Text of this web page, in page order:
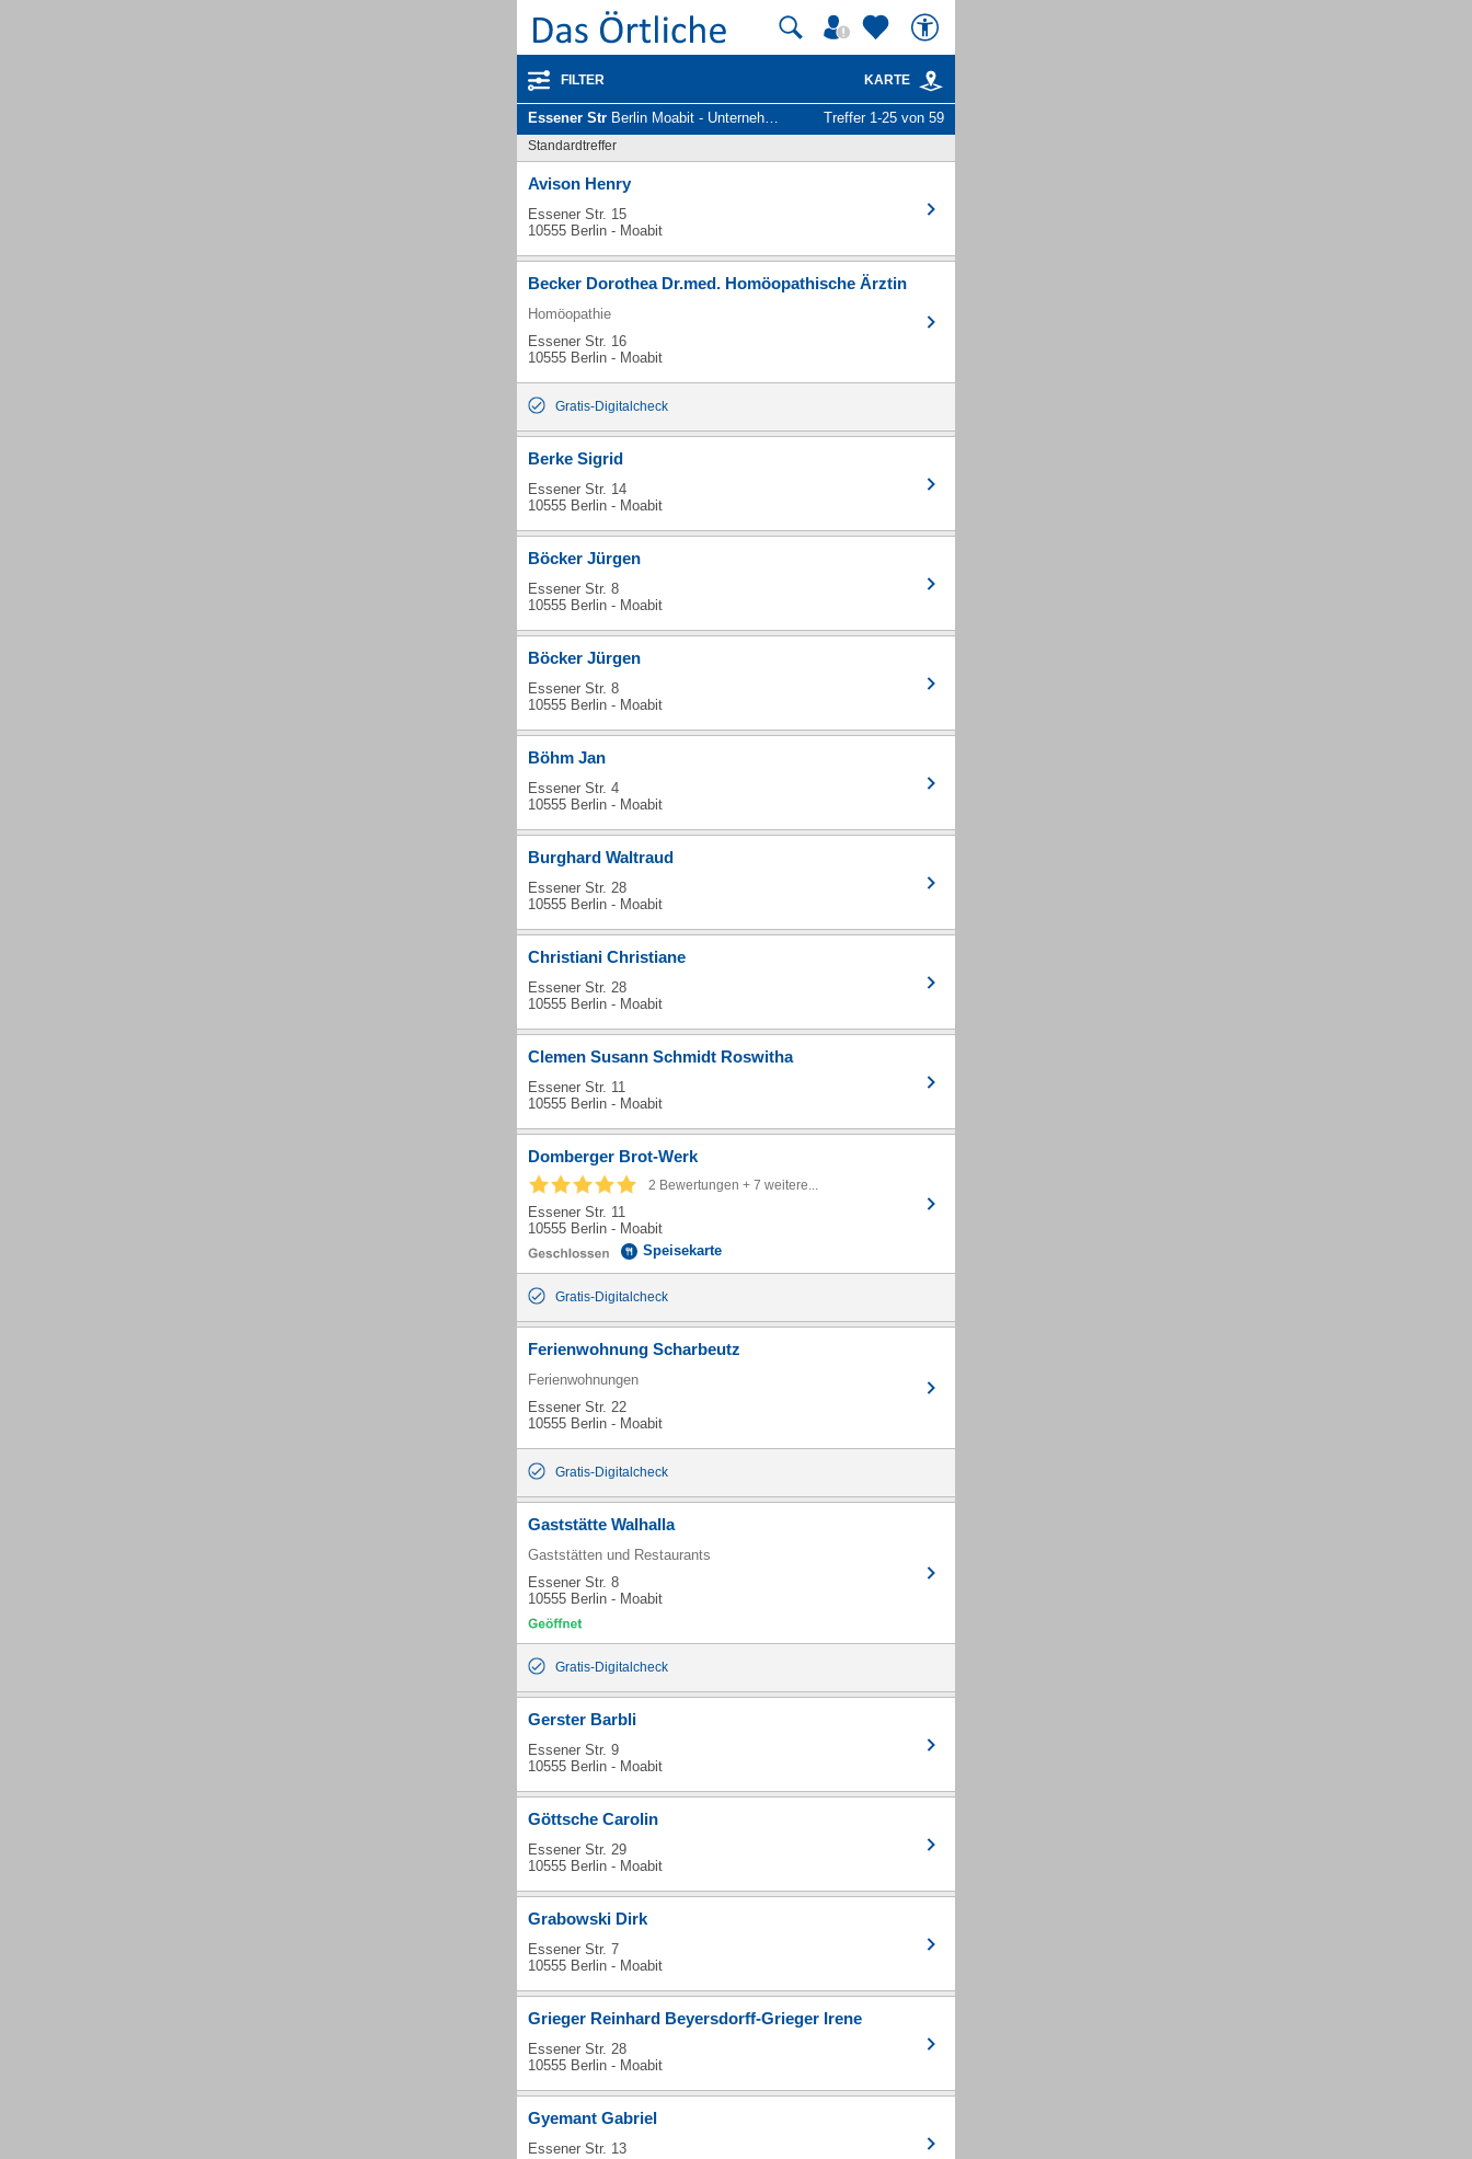
FILTER KARTE
Essener Str Berlin Moabit - Unternehmen und Personen Treffer 1-25 von 59
Standardtreffer
Avison Henry
Essener Str. 15
10555 Berlin - Moabit
Becker Dorothea Dr.med. Homöopathische Ärztin
Homöopathie
Essener Str. 16
10555 Berlin - Moabit
Gratis-Digitalcheck
Berke Sigrid
Essener Str. 14
10555 Berlin - Moabit
Böcker Jürgen
Essener Str. 8
10555 Berlin - Moabit
Böcker Jürgen
Essener Str. 8
10555 Berlin - Moabit
Böhm Jan
Essener Str. 4
10555 Berlin - Moabit
Burghard Waltraud
Essener Str. 28
10555 Berlin - Moabit
Christiani Christiane
Essener Str. 28
10555 Berlin - Moabit
Clemen Susann Schmidt Roswitha
Essener Str. 11
10555 Berlin - Moabit
Domberger Brot-Werk
2 Bewertungen + 7 weitere...
Essener Str. 11
10555 Berlin - Moabit
Speisekarte
Gratis-Digitalcheck
Ferienwohnung Scharbeutz
Ferienwohnungen
Essener Str. 22
10555 Berlin - Moabit
Gratis-Digitalcheck
Gaststätte Walhalla
Gaststätten und Restaurants
Essener Str. 8
10555 Berlin - Moabit
Gratis-Digitalcheck
Gerster Barbli
Essener Str. 9
10555 Berlin - Moabit
Göttsche Carolin
Essener Str. 29
10555 Berlin - Moabit
Grabowski Dirk
Essener Str. 7
10555 Berlin - Moabit
Grieger Reinhard Beyersdorff-Grieger Irene
Essener Str. 28
10555 Berlin - Moabit
Gyemant Gabriel
Essener Str. 13